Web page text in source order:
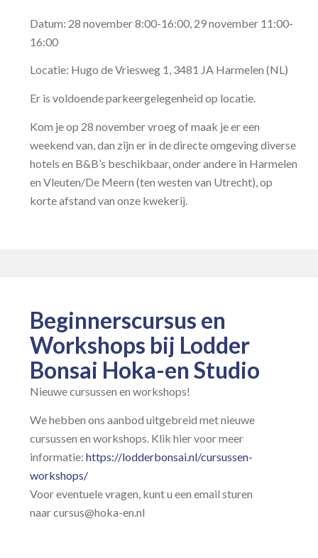
Datum: 28 november 8:00-16:00, 29 november 11:00-
16:00
Locatie: Hugo de Vriesweg 1, 3481 JA Harmelen (NL)
Er is voldoende parkeergelegenheid op locatie.
Kom je op 28 november vroeg of maak je er een
weekend van, dan zijn er in de directe omgeving diverse
hotels en B&B’s beschikbaar, onder andere in Harmelen
en Vleuten/De Meern (ten westen van Utrecht), op
korte afstand van onze kwekerij.
Beginnerscursus en
Workshops bij Lodder
Bonsai Hoka-en Studio
Nieuwe cursussen en workshops!
We hebben ons aanbod uitgebreid met nieuwe
cursussen en workshops. Klik hier voor meer
informatie: https://lodderbonsai.nl/cursussen-
workshops/
Voor eventuele vragen, kunt u een email sturen
naar cursus@hoka-en.nl